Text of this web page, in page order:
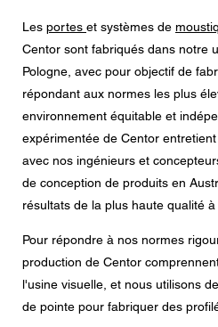
Les portes et systèmes de
Centor sont fabriqués dans notre
Pologne, avec pour objectif de
répondant aux normes les plus
environnement équitable et
expérimentée de Centor
avec nos ingénieurs et
de conception de produits en
résultats de la plus haute qualité à
Pour répondre à nos normes
production de Centor
l'usine visuelle, et nous utilisons
de pointe pour fabriquer des
Message
CAPTCHA
Cette question sert à vérifier si
(spam) automatisées.
Consentement à la protection
J'accepte que mes données